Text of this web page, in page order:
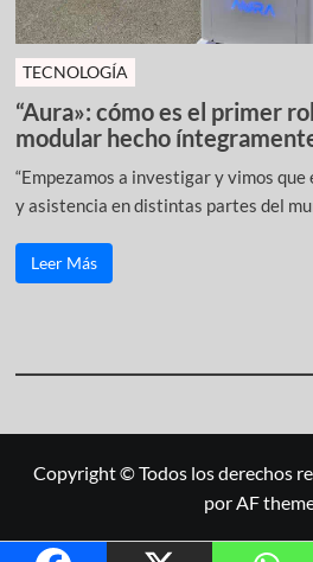
TECNOLOGÍA
“Aura»: cómo es el primer
modular hecho
“Empezamos a investigar y vimos
y asistencia en distintas partes del
Leer Más
Copyright © Todos los derechos
por AF